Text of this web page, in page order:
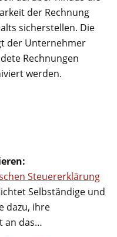
der Rechnung
sicherstellen. Die
der Unternehmer
Rechnungen
werden.
Steuererklärung
Selbständige und
dazu, ihre
an das…